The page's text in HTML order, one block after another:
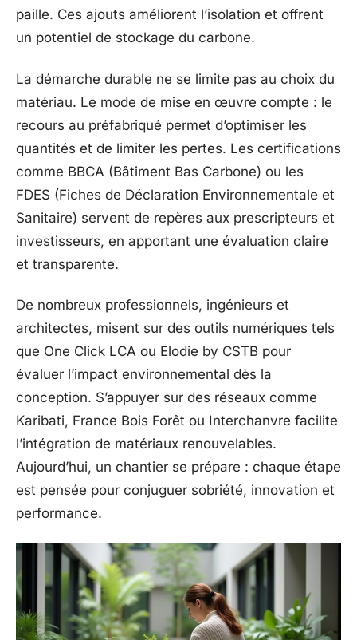
paille. Ces ajouts améliorent l’isolation et offrent
un potentiel de stockage du carbone.
La démarche durable ne se limite pas au choix du
matériau. Le mode de mise en œuvre compte : le
recours au préfabriqué permet d’optimiser les
quantités et de limiter les pertes. Les certifications
comme BBCA (Bâtiment Bas Carbone) ou les
FDES (Fiches de Déclaration Environnementale et
Sanitaire) servent de repères aux prescripteurs et
investisseurs, en apportant une évaluation claire
et transparente.
De nombreux professionnels, ingénieurs et
architectes, misent sur des outils numériques tels
que One Click LCA ou Elodie by CSTB pour
évaluer l’impact environnemental dès la
conception. S’appuyer sur des réseaux comme
Karibati, France Bois Forêt ou Interchanvre facilite
l’intégration de matériaux renouvelables.
Aujourd’hui, un chantier se prépare : chaque étape
est pensée pour conjuguer sobriété, innovation et
performance.